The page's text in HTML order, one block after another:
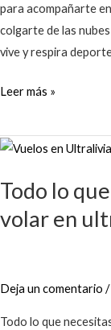
para acompañarte
colgarte de las
vive y respira
parapente
Leer más »
Todo lo
volar en
Deja un comentario /
Todo lo que
Todo
que
necesitas
ultraliviano